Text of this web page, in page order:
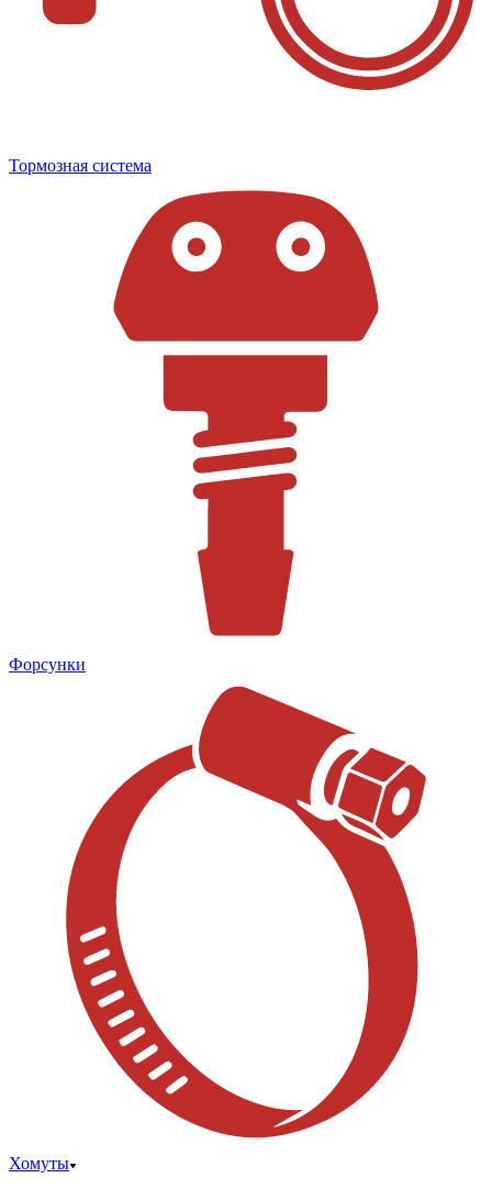
Тормозная система
Форсунки
Хомуты